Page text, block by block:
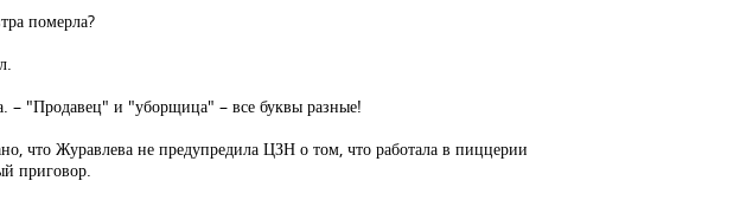
померла?
– "Продавец" и "уборщица" – все буквы разные!
что Журавлева не предупредила ЦЗН о том, что работала в пиццерии
приговор.